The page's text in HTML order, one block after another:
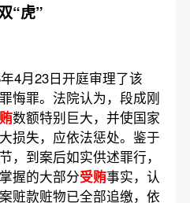
“虎”
4月23日开庭审理了该
悔罪。法院认为，段成刚
数额特别巨大，并使国家
损失，应依法惩处。鉴于
，到案后如实供述罪行，
握的大部分受贿事实，认
赃款赃物已全部追缴，依